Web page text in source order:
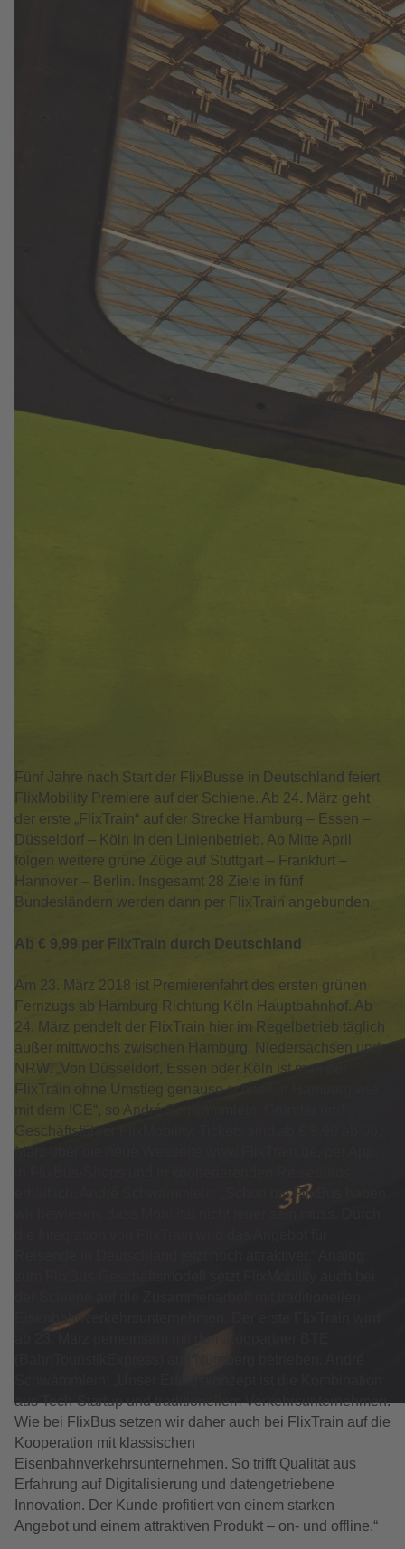
Fünf Jahre nach Start der FlixBusse in Deutschland feiert
FlixMobility Premiere auf der Schiene. Ab 24. März geht
der erste „FlixTrain“ auf der Strecke Hamburg – Essen –
Düsseldorf – Köln in den Linienbetrieb. Ab Mitte April
folgen weitere grüne Züge auf Stuttgart – Frankfurt –
Hannover – Berlin. Insgesamt 28 Ziele in fünf
Bundesländern werden dann per FlixTrain angebunden.
Ab € 9,99 per FlixTrain durch Deutschland
Am 23. März 2018 ist Premierenfahrt des ersten grünen
Fernzugs ab Hamburg Richtung Köln Hauptbahnhof. Ab
24. März pendelt der FlixTrain hier im Regelbetrieb täglich
außer mittwochs zwischen Hamburg, Niedersachsen und
NRW. „Von Düsseldorf, Essen oder Köln ist man per
FlixTrain ohne Umstieg genauso schnell in Hamburg wie
mit dem ICE“, so André Schwämmlein, Gründer und
Geschäftsführer FlixMobility. Tickets sind ab € 9,99 ab 06.
März über die neue Webseite www.FlixTrain.de, per App,
erhältlich. André Schwämmlein: „Schon mit FlixBus haben
wir bewiesen, dass Mobilität nicht teuer sein muss. Durch
Eisenbahnverkehrsunternehmen. Der erste FlixTrain wird
aus Tech-Startup und traditionellem Verkehrsunternehmen.
Wie bei FlixBus setzen wir daher auch bei FlixTrain auf die
Kooperation mit klassischen
Eisenbahnverkehrsunternehmen. So trifft Qualität aus
Erfahrung auf Digitalisierung und datengetriebene
Innovation. Der Kunde profitiert von einem starken
Angebot und einem attraktiven Produkt – on- und offline.“